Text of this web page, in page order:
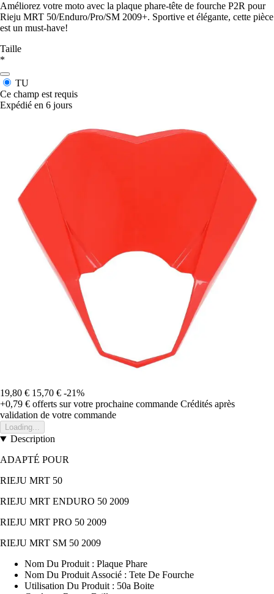
Améliorez votre moto avec la plaque phare-tête de fourche P2R pour
Rieju MRT 50/Enduro/Pro/SM 2009+. Sportive et élégante, cette pièce
est un must-have!
Taille
*
TU
Ce champ est requis
Expédié en 6 jours
19,80 € 15,70 € -21%
+0,79 € offerts sur votre prochaine commande Crédités après
validation de votre commande
Loading...
Description
ADAPTÉ POUR
RIEJU MRT 50
RIEJU MRT ENDURO 50 2009
RIEJU MRT PRO 50 2009
RIEJU MRT SM 50 2009
Nom Du Produit : Plaque Phare
Nom Du Produit Associé : Tete De Fourche
Utilisation Du Produit : 50a Boite